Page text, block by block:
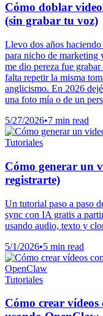
Cómo doblar
(sin grabar tu voz)
Llevo dos años
para nicho de marketing
me dio pereza fue
falta repetir la misma
anglicismo. En 2026
una foto mía o de un
5/27/2026•7 min read
Tutoriales
Cómo generar un
registrarte)
Un tutorial paso a paso
sync con IA gratis a
usando audio, texto y
5/1/2026•5 min read
Tutoriales
Cómo crear